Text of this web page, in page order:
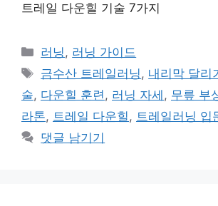
트레일 다운힐 기술 7가지
카
테
리
러닝, 러닝 가이드
태
그
금수산 트레일러닝, 내리막 달리
술, 다운힐 훈련, 러닝 자세 , 무릎 부
라톤, 트레일 다운힐, 트레일러닝 입
댓글 남기기